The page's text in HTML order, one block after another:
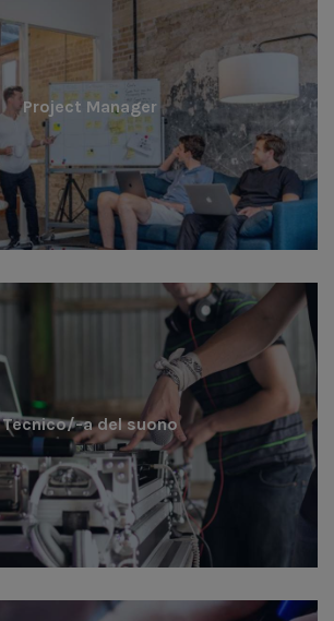
Project Manager
Tecnico/-a del suono